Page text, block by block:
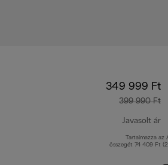
349 999 Ft
399 990 Ft
Javasolt ár
Tartalmazza az
összegét 74 409 Ft